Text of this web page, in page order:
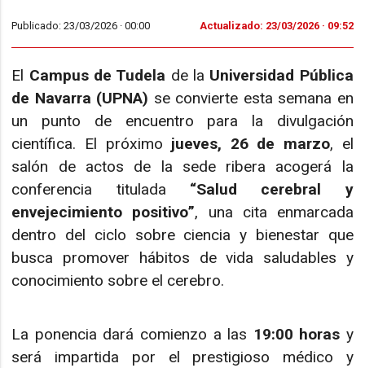
Publicado: 23/03/2026 ·00:00 Actualizado: 23/03/2026 · 09:52
El Campus de Tudela de la Universidad Pública
de Navarra (UPNA) se convierte esta semana en
un punto de encuentro para la divulgación
científica. El próximo jueves, 26 de marzo, el
salón de actos de la sede ribera acogerá la
conferencia titulada “Salud cerebral y
envejecimiento positivo”, una cita enmarcada
dentro del ciclo sobre ciencia y bienestar que
busca promover hábitos de vida saludables y
conocimiento sobre el cerebro.
La ponencia dará comienzo a las 19:00 horas y
será impartida por el prestigioso médico y